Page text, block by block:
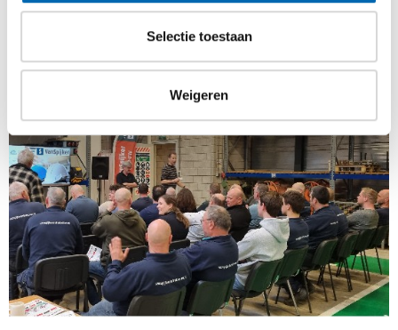
Selectie toestaan
Weigeren
16 mei 2023
Weekendwerk N48 Linde (Gemeente De Wolden)